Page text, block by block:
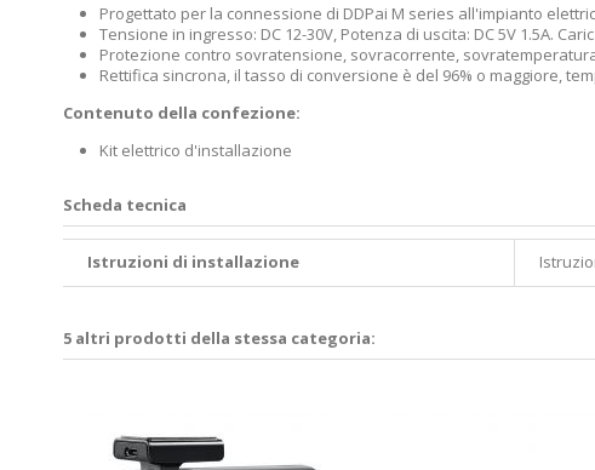
Progettato per la connessione di DDPai M series all'impianto
Tensione in ingresso: DC 12-30V, Potenza di uscita: DC 5V 1.5A.
Protezione contro sovratensione, sovracorrente,
Rettifica sincrona, il tasso di conversione è del 96% o maggiore,
Contenuto della confezione:
Kit elettrico d'installazione
Scheda tecnica
Istruzioni di installazione
5 altri prodotti della stessa categoria: